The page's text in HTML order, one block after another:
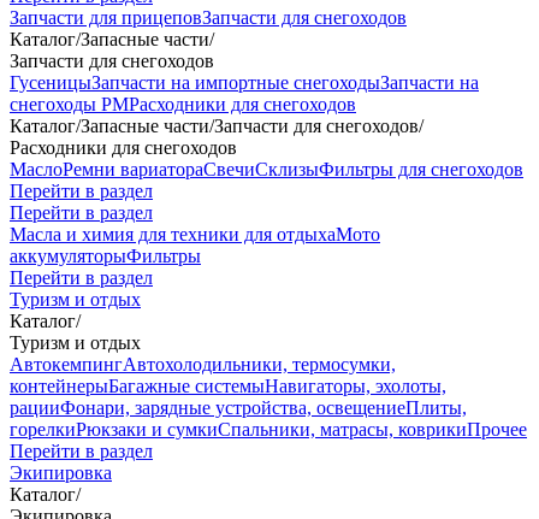
Запчасти для прицеповЗапчасти для снегоходов
Каталог/Запасные части/
Запчасти для снегоходов
ГусеницыЗапчасти на импортные снегоходыЗапчасти на
снегоходы РМРасходники для снегоходов
Каталог/Запасные части/Запчасти для снегоходов/
Расходники для снегоходов
МаслоРемни вариатораСвечиСклизыФильтры для снегоходов
Перейти в раздел
Перейти в раздел
Масла и химия для техники для отдыхаМото
аккумуляторыФильтры
Перейти в раздел
Туризм и отдых
Каталог/
Туризм и отдых
АвтокемпингАвтохолодильники, термосумки,
контейнерыБагажные системыНавигаторы, эхолоты,
рацииФонари, зарядные устройства, освещениеПлиты,
горелкиРюкзаки и сумкиСпальники, матрасы, коврикиПрочее
Перейти в раздел
Экипировка
Каталог/